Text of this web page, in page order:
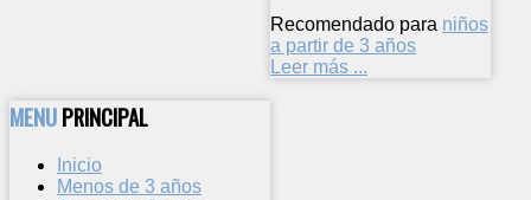
Recomendado para niños
a partir de 3 años
Leer más ...
MENUPRINCIPAL
Inicio
Menos de 3 años